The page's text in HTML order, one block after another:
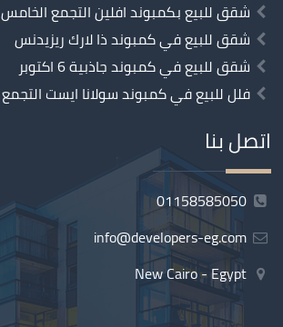
شقق للبيع بكمبوند افلين التجمع الخامس
شقق للبيع في كمبوند ذا لارك ريزيدنس
شقق للبيع في كمبوند جاذبية 6 اكتوبر
فلل للبيع في كمبوند سولانا ايست التجمع
اتصل بنا